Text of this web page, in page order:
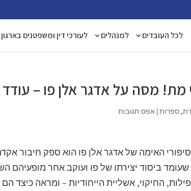
לכל העובדים למנהלים לעורכי דין ומשפטנים בארגון
מסה על אדגר אלן פו – עודד
,ספרות|אפס תגובות
סיפורי האימה של אדגר אלן פו הוא ספק חיבור
ביסוד יצירתו של פו ועוקב אחר מופעיהם
החיקוי, אשליית הייחודיות – ומראה כיצד